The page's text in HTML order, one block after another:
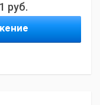
руб.